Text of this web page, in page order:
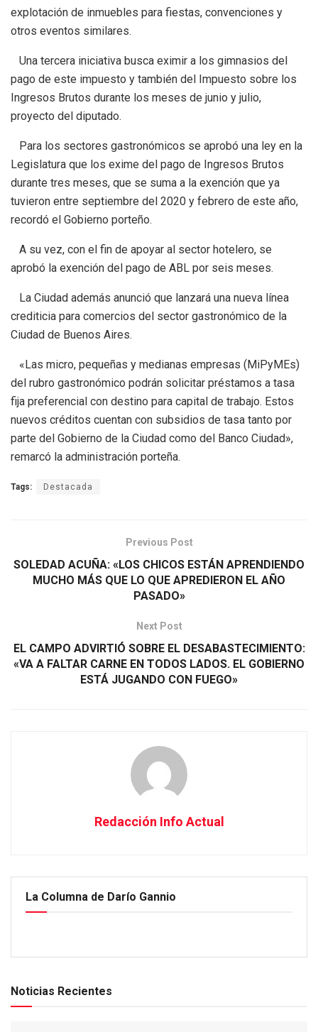
explotación de inmuebles para fiestas, convenciones y
otros eventos similares.
Una tercera iniciativa busca eximir a los gimnasios del
pago de este impuesto y también del Impuesto sobre los
Ingresos Brutos durante los meses de junio y julio,
proyecto del diputado.
Para los sectores gastronómicos se aprobó una ley en la
Legislatura que los exime del pago de Ingresos Brutos
durante tres meses, que se suma a la exención que ya
tuvieron entre septiembre del 2020 y febrero de este año,
recordó el Gobierno porteño.
A su vez, con el fin de apoyar al sector hotelero, se
aprobó la exención del pago de ABL por seis meses.
La Ciudad además anunció que lanzará una nueva línea
crediticia para comercios del sector gastronómico de la
Ciudad de Buenos Aires.
«Las micro, pequeñas y medianas empresas (MiPyMEs)
del rubro gastronómico podrán solicitar préstamos a tasa
fija preferencial con destino para capital de trabajo. Estos
nuevos créditos cuentan con subsidios de tasa tanto por
parte del Gobierno de la Ciudad como del Banco Ciudad»,
remarcó la administración porteña.
Tags: Destacada
Previous Post
SOLEDAD ACUÑA: «LOS CHICOS ESTÁN APRENDIENDO
MUCHO MÁS QUE LO QUE APREDIERON EL AÑO
PASADO»
Next Post
EL CAMPO ADVIRTIÓ SOBRE EL DESABASTECIMIENTO:
«VA A FALTAR CARNE EN TODOS LADOS. EL GOBIERNO
ESTÁ JUGANDO CON FUEGO»
Redacción Info Actual
La Columna de Darío Gannio
Noticias Recientes